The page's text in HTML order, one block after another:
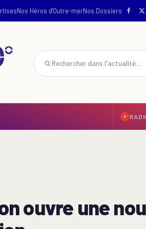
Nos Héros d'Outre-merNos Dossiers
ouvre une